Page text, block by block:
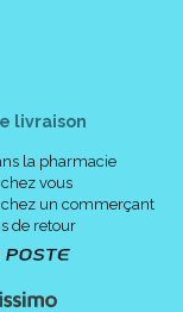
livraison
la pharmacie
vous
chez un commerçant
de retour